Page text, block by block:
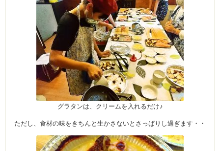
グラタンは、クリームを入れるだけ♪
ただし、食材の味をきちんと生かさないとさっぱりし過ぎます・・